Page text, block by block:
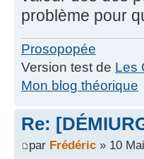
problème pour
Prosopopée
Version test de Les
Mon blog théorique
Re:
par Frédéric » 10